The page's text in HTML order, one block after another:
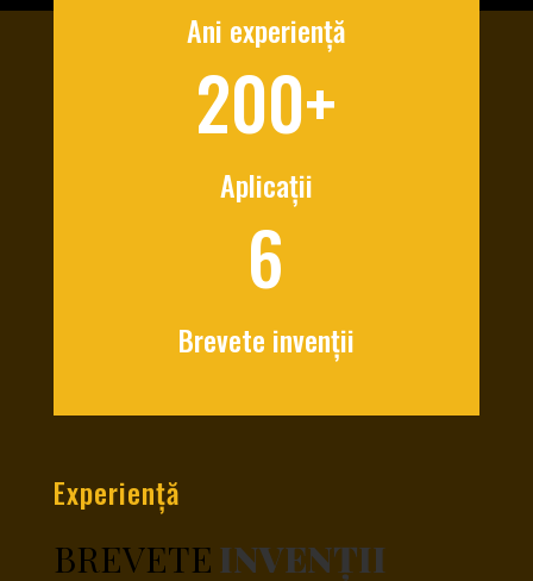
Ani experiență
200+
Aplicații
6
Brevete invenții
Experiență
BREVETE INVENȚII